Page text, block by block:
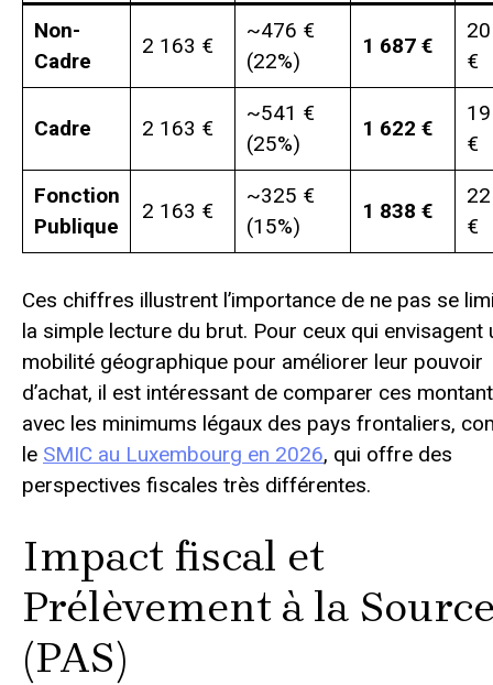
Non-
Cadre
2 163 €
~476 €
(22%)
1 687 €
€
Cadre 2 163 €
~541 €
(25%)
1 622 €
€
Fonction
Publique
2 163 €
~325 €
(15%)
1 838 €
€
Ces chiffres illustrent l’importance de ne pas se
la simple lecture du brut. Pour ceux qui envisagent
mobilité géographique pour améliorer leur pouvoir
d’achat, il est intéressant de comparer ces
avec les minimums légaux des pays frontaliers,
le SMIC au Luxembourg en 2026, qui offre des
perspectives fiscales très différentes.
Impact fiscal et
Prélèvement à la
(PAS)